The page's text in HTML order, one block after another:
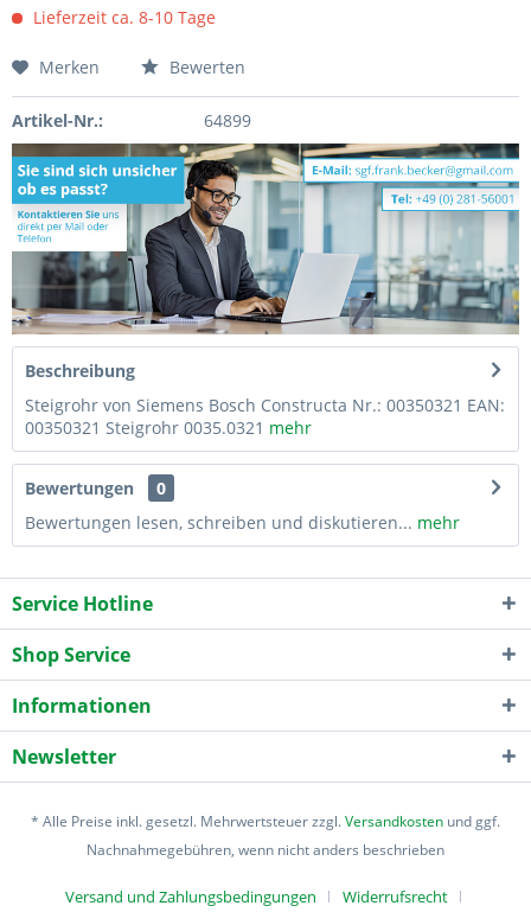
Lieferzeit ca. 8-10 Tage
Merken Bewerten
Artikel-Nr.: 64899
Beschreibung
Steigrohr von Siemens Bosch Constructa Nr.: 00350321 EAN:
00350321 Steigrohr 0035.0321 mehr
Bewertungen
0
Bewertungen lesen, schreiben und diskutieren... mehr
Service Hotline
Shop Service
Informationen
Newsletter
* Alle Preise inkl. gesetzl. Mehrwertsteuer zzgl.Versandkosten und ggf.
Nachnahmegebühren, wenn nicht anders beschrieben
Versand und Zahlungsbedingungen Widerrufsrecht